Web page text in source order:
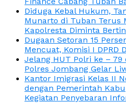
Diduga Kebal Hukum,
Munarto di Tuban Terus
Kapolresta Diminta
Dugaan Setoran 15
Mencuat, Komisi I DPRD
Jelang HUT Polri ke –
Polres Jombang Gelar
Kantor Imigrasi Kelas II
dengan Pemerintah
Kegiatan Penyebaran